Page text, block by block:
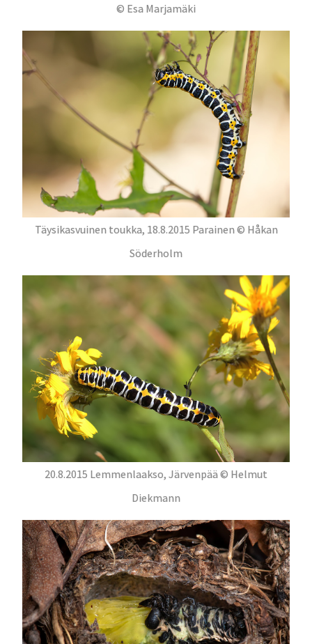
© Esa Marjamäki
Täysikasvuinen toukka, 18.8.2015 Parainen © Håkan
Söderholm
20.8.2015 Lemmenlaakso, Järvenpää © Helmut
Diekmann